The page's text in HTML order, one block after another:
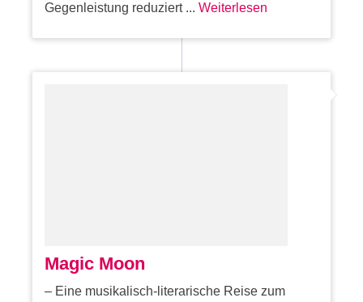
Gegenleistung reduziert ...Weiterlesen
Magic Moon
– Eine musikalisch-literarische Reise zum